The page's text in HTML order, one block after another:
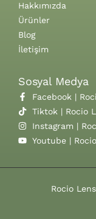
Hakkımızda
Ürünler
Blog
İletişim
Sosyal Medya
Facebook |
Tiktok | Rocio
Instagram |
Youtube |
Rocio